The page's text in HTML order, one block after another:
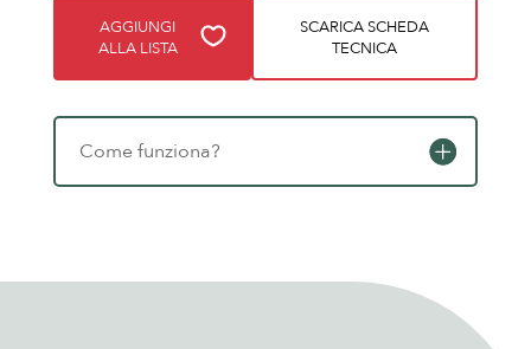
AGGIUNGI
ALLA LISTA
SCARICA SCHEDA
TECNICA
Come funziona?